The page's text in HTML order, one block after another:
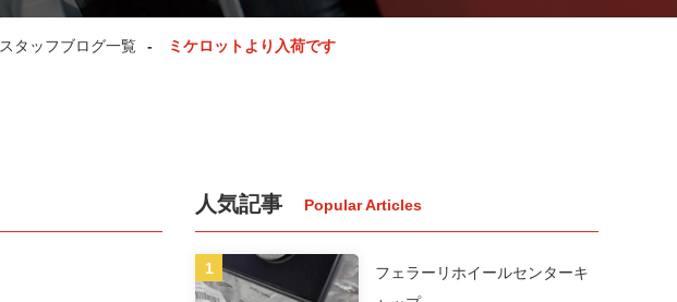
スタッフブログ一覧 ミケロットより入荷です
人気記事
フェラーリホイールセンターキ